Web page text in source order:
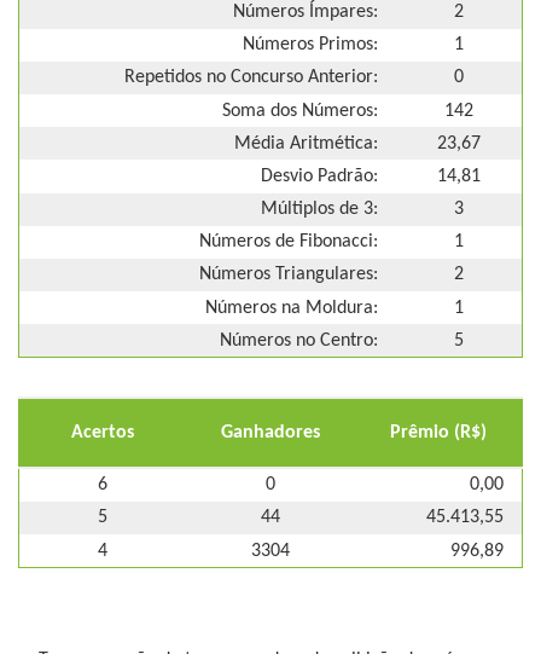
Números Ímpares:
2
Números Primos:
1
Repetidos no Concurso Anterior:
0
Soma dos Números:
142
Média Aritmética:
23,67
Desvio Padrão:
14,81
Múltiplos de 3:
3
Números de Fibonacci:
1
Números Triangulares:
2
Números na Moldura:
1
Números no Centro:
5
Acertos Ganhadores Prêmio (R$)
6 0
0,00
5
44
45.413,55
4
3304 996,89